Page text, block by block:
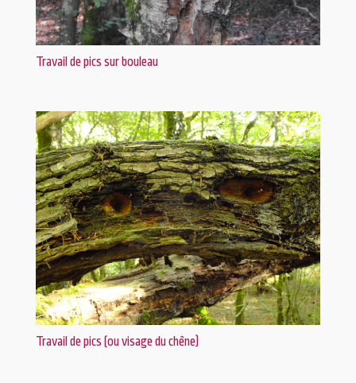
Travail de pics sur bouleau
Travail de pics (ou visage du chêne)